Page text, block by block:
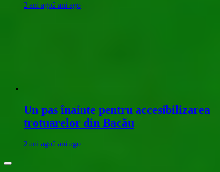
2 ani ago2 ani ago
Un pas înainte pentru accesibilizarea
trotuarelor din Bacău
2 ani ago2 ani ago